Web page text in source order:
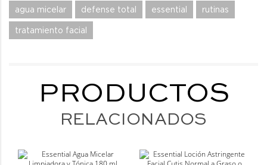
agua micelar defense total essential rutinas
tratamiento facial
PRODUCTOS
RELACIONADOS